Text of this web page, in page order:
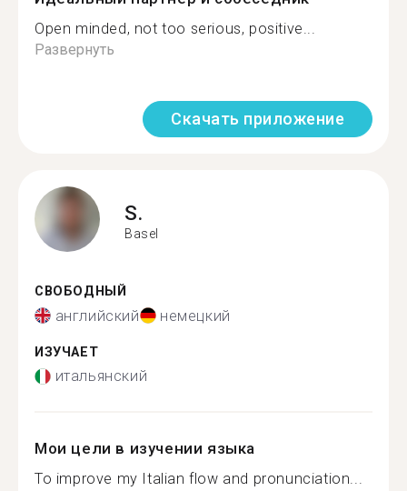
Open minded, not too serious, positive...
Развернуть
Скачать приложение
S.
Basel
СВОБОДНЫЙ
английский немецкий
ИЗУЧАЕТ
итальянский
Мои цели в изучении языка
To improve my Italian flow and pronunciation...